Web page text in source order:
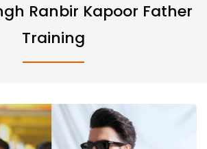
Ranbir Kapoor Father
Training